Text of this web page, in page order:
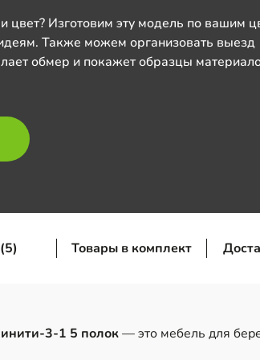
цвет? Изготовим эту модель по вашим
Также можем организовать выезд
обмер и покажет образцы
Товары в комплект
3-1 5 полок— это мебель для